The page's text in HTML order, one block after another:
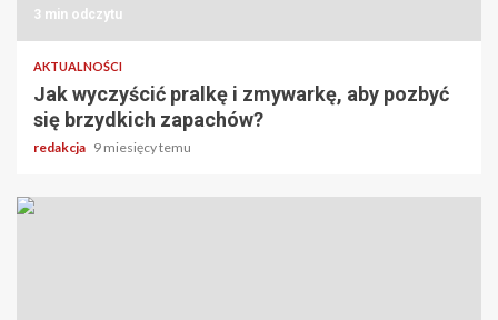
3 min odczytu
AKTUALNOŚCI
Jak wyczyścić pralkę i zmywarkę, aby pozbyć
się brzydkich zapachów?
redakcja 9 miesięcy temu